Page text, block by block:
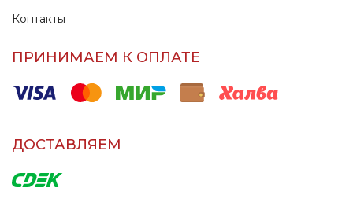
Контакты
ПРИНИМАЕМ К ОПЛАТЕ
ДОСТАВЛЯЕМ